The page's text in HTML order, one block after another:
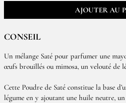
AJOUTER AU
CONSEIL
Un mélange Saté pour parfumer une
œufs brouillés ou mimosa, un velouté de
Cette Poudre de Saté constitue la base
légume en y ajoutant une huile neutre,